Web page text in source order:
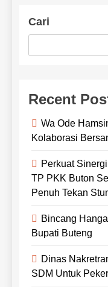
Cari
Recent
Wa Ode
Kolaborasi
Perkuat
TP PKK Buton
Penuh Tekan
Bincang
Bupati Buteng
Dinas
SDM Untuk